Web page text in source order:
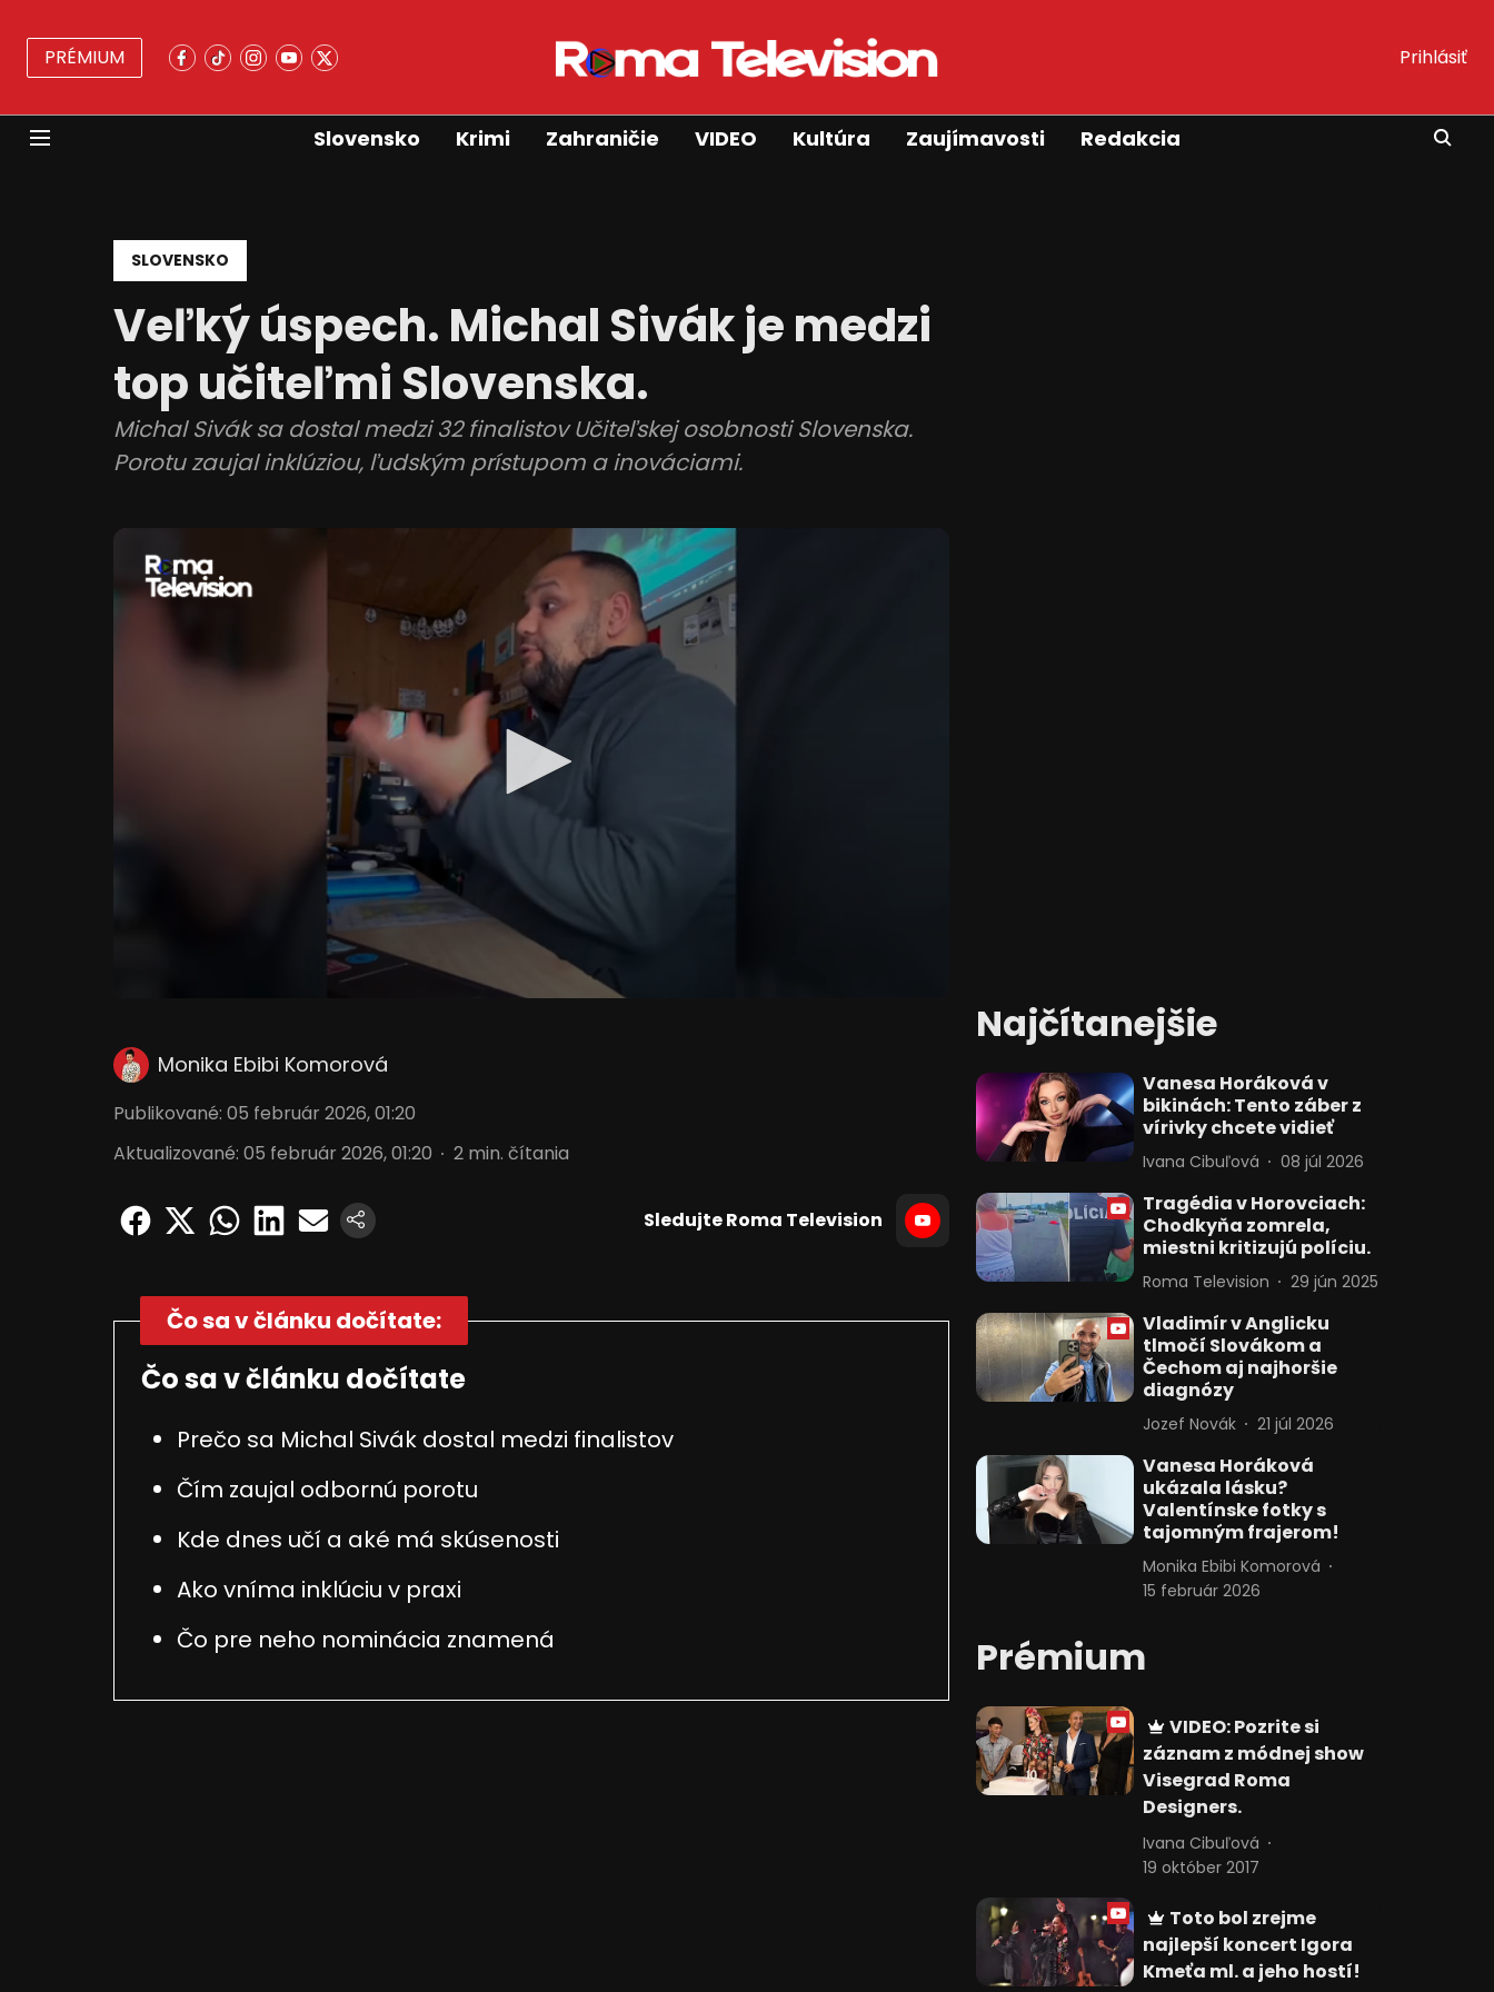
PRÉMIUM Prihlásiť
Slovensko Krimi Zahraničie VIDEO Kultúra Zaujímavosti Redakcia
SLOVENSKO
Veľký úspech. Michal Sivák je medzi
top učiteľmi Slovenska.
Michal Sivák sa dostal medzi 32 finalistov Učiteľskej osobnosti Slovenska.
Porotu zaujal inklúziou, ľudským prístupom a inováciami.
Monika Ebibi Komorová
Publikované: 05 február 2026, 01:20
Aktualizované: 05 február 2026, 01:20 2 min. čítania
Sledujte Roma Television
Čo sa v článku dočítate:
Čo sa v článku dočítate
Prečo sa Michal Sivák dostal medzi finalistov
Čím zaujal odbornú porotu
Kde dnes učí a aké má skúsenosti
Ako vníma inklúciu v praxi
Čo pre neho nominácia znamená
Najčítanejšie
Vanesa Horáková v
bikinách: Tento záber z
vírivky chcete vidieť
Ivana Cibuľová 08 júl 2026
Tragédia v Horovciach:
Chodkyňa zomrela,
miestni kritizujú políciu.
Roma Television 29 jún 2025
Vladimír v Anglicku
tlmočí Slovákom a
Čechom aj najhoršie
diagnózy
Jozef Novák 21 júl 2026
Vanesa Horáková
ukázala lásku?
Valentínske fotky s
tajomným frajerom!
Monika Ebibi Komorová
15 február 2026
Prémium
VIDEO: Pozrite si
záznam z módnej show
Visegrad Roma
Designers.
Ivana Cibuľová
19 október 2017
Toto bol zrejme
najlepší koncert Igora
Kmeťa ml. a jeho hostí!